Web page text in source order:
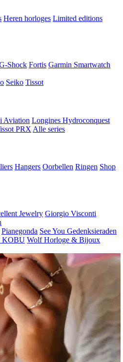
Heren horloges Limited editions
Shock Fortis Garmin Smartwatch
Seiko Tissot
Aviation Longines Hydroconquest
PRX Alle series
Hangers Oorbellen Ringen Shop
Jewelry Giorgio Visconti
Pianegonda See You Gedenksieraden
KOBU Wolf Horloge & Bijoux